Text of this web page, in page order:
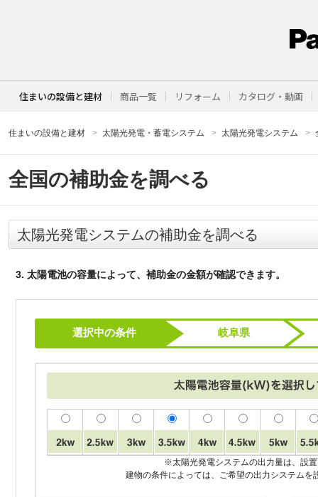
住まいの設備と建材 商品一覧 リフォーム カタログ・動画
住まいの設備と建材 太陽光発電・蓄電システム 太陽光発電システム
全国の補助金を調べる
太陽光発電システムの補助金を調べる
3. 太陽電池の容量によって、補助金の金額が確認できます。
選択中の条件 岐阜県
※太陽光発電システムの出力量は、設
建物の条件によっては、ご希望の出力システムを